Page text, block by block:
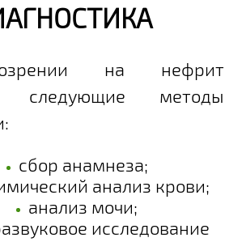
на нефрит
следующие методы
сбор анамнеза;
анализ крови;
анализ мочи;
исследование